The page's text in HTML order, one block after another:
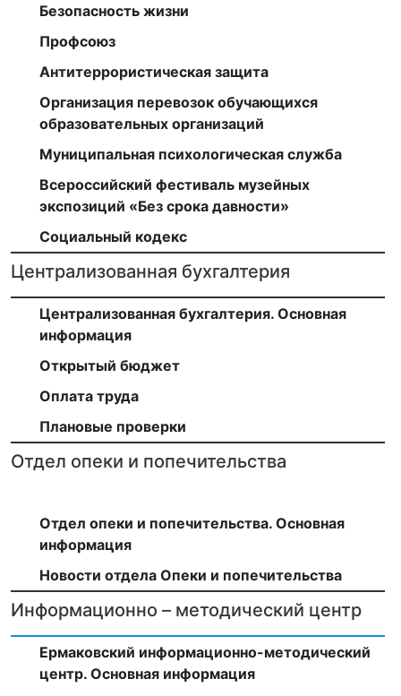
Безопасность жизни
Профсоюз
Антитеррористическая защита
Организация перевозок обучающихся
образовательных организаций
Муниципальная психологическая служба
Всероссийский фестиваль музейных
экспозиций «Без срока давности»
Социальный кодекс
Централизованная бухгалтерия
Централизованная бухгалтерия. Основная
информация
Открытый бюджет
Оплата труда
Плановые проверки
Отдел опеки и попечительства
Отдел опеки и попечительства. Основная
информация
Новости отдела Опеки и попечительства
Информационно – методический центр
Ермаковский информационно-методический
центр. Основная информация